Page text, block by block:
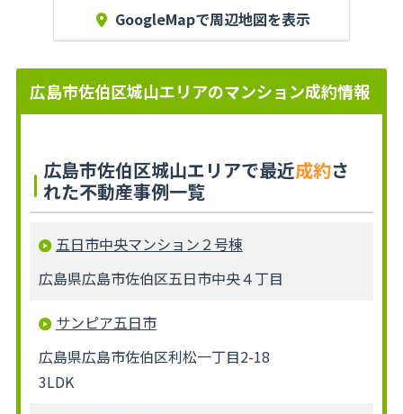
GoogleMapで周辺地図を表示
広島市佐伯区城山エリアのマンション成約情報
広島市佐伯区城山エリアで最近成約さ
れた不動産事例一覧
五日市中央マンション２号棟
広島県広島市佐伯区五日市中央４丁目
サンピア五日市
広島県広島市佐伯区利松一丁目2-18
3LDK